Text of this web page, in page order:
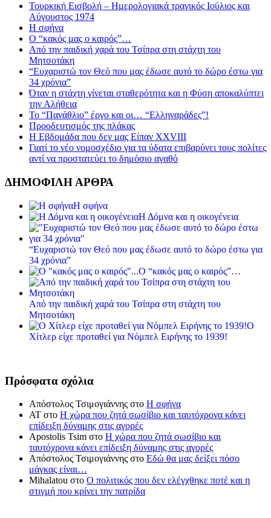
Τουρκική Εισβολή – Ημερολογιακά τραγικός Ιούλιος και
Αύγουστος 1974
Η σφήνα
Ο “κακός μας ο καιρός”…
Από την παιδική χαρά του Τσίπρα στη στάχτη του
Μητσοτάκη
“Ευχαριστώ τον Θεό που μας έδωσε αυτό το δώρο έστω για
34 χρόνια”
Όταν η στάχτη γίνεται σταθερότητα και η Φύση αποκαλύπτει
την Αλήθεια
Το “Πανάθλιο” έργο και οι… “Ελληναράδες”!
Προοδευτισμός της πλάκας
Η Εβδομάδα που δεν μας Είπαν XXVIII
Γιατί το νέο νομοσχέδιο για τα ύδατα επιβαρύνει τους πολίτες
αντί να προστατεύει το δημόσιο αγαθό
ΔΗΜΟΦΙΛΗ ΑΡΘΡΑ
Η σφήνα
Η Δόμνα και η οικογένεια
“Ευχαριστώ τον Θεό που μας έδωσε αυτό το δώρο έστω για
34 χρόνια”
Ο “κακός μας ο καιρός”…
Από την παιδική χαρά του Τσίπρα στη στάχτη του
Μητσοτάκη
Ο
Χίτλερ είχε προταθεί για Νόμπελ Ειρήνης το 1939!
Πρόσφατα σχόλια
Απόστολος Τσιμογιάννης στο Η σφήνα
ΑΤ στο Η χώρα που ζητά σωσίβιο και ταυτόχρονα κάνει
επίδειξη δύναμης στις αγορές
Apostolis Tsim στο Η χώρα που ζητά σωσίβιο και
ταυτόχρονα κάνει επίδειξη δύναμης στις αγορές
Απόστολος Τσιμογιάννης στο Εδώ θα μας δείξει πόσο
μάγκας είναι…
Mihalatou στο Ο πολιτικός που δεν ελέγχθηκε ποτέ και η
στιγμή που κρίνει την πατρίδα